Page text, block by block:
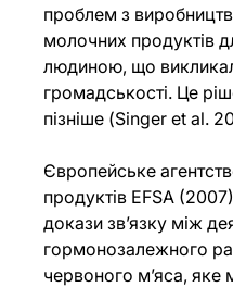
проблем з
молочних продуктів
людиною, що
громадськості. Це
пізніше (Singer et al.
Європейське
продуктів EFSA (2007)
докази зв’язку між
гормонозалежного
червоного м’яса,